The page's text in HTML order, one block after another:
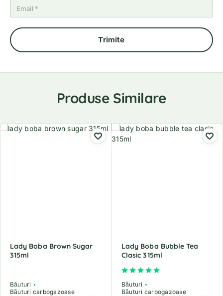
Produse Similare
Lady Boba Brown Sugar
315ml
Băuturi
Băuturi carbogazoase
Lady Boba Bubble Tea
Clasic 315ml
Băuturi
Băuturi carbogazoase